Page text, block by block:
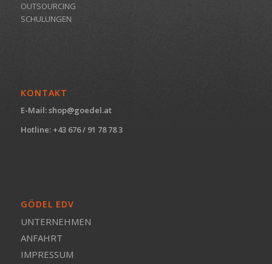
OUTSOURCING
SCHULUNGEN
KONTAKT
E-Mail:shop@goedel.at
Hotline: +43 676 / 91 78 78 3
GÖDEL EDV
UNTERNEHMEN
ANFAHRT
IMPRESSUM